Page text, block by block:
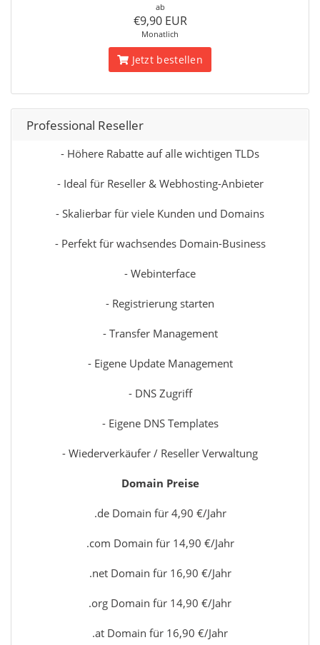
ab
€9,90 EUR
Monatlich
Jetzt bestellen
Professional Reseller
- Höhere Rabatte auf alle wichtigen TLDs
- Ideal für Reseller & Webhosting-Anbieter
- Skalierbar für viele Kunden und Domains
- Perfekt für wachsendes Domain-Business
- Webinterface
- Registrierung starten
- Transfer Management
- Eigene Update Management
- DNS Zugriff
- Eigene DNS Templates
- Wiederverkäufer / Reseller Verwaltung
Domain Preise
.de Domain für 4,90 €/Jahr
.com Domain für 14,90 €/Jahr
.net Domain für 16,90 €/Jahr
.org Domain für 14,90 €/Jahr
.at Domain für 16,90 €/Jahr